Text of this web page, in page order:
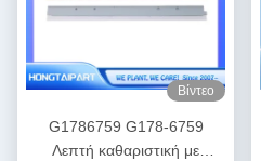
Βίντεο
G1786759 G178-6759
Λεπτή καθαριστική με